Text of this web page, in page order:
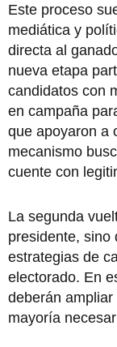
Este proceso
mediática y
directa al
nueva etapa
candidatos con
en campaña
que apoyaron a
mecanismo
cuente con
La segunda
presidente, sino
estrategias de
electorado. En
deberán
mayoría